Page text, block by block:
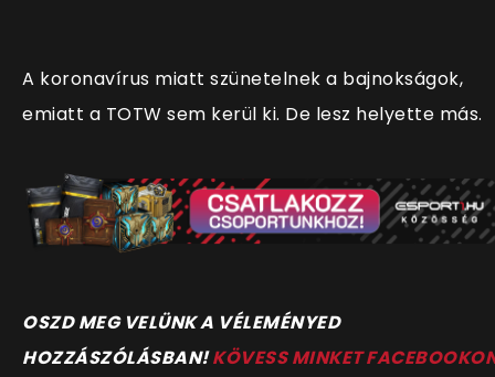
A koronavírus miatt szünetelnek a bajnokságok,
emiatt a TOTW sem kerül ki. De lesz helyette más.
OSZD MEG VELÜNK A VÉLEMÉNYED
HOZZÁSZÓLÁSBAN!KÖVESS MINKET